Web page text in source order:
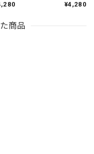
フ
ト
ライプ柄 チェック柄
エスト ウエストゴム
¥4,280
商品